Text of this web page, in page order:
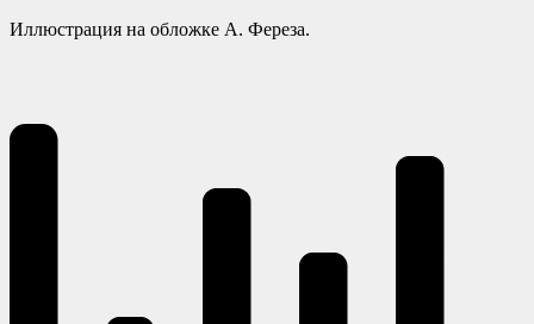
Иллюстрация на обложке А. Фереза.